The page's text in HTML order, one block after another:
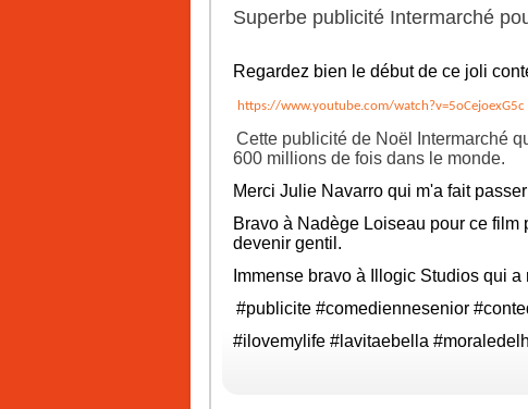
Superbe publicité Intermarché
Regardez bien le début de ce joli
https://www.youtube.com/watch?v=5oCejoexG5c
Cette publicité de Noël Intermarché
600 millions de fois dans le monde.
Merci Julie Navarro qui m'a fait
Bravo à Nadège Loiseau pour ce film
devenir gentil.
Immense bravo à Illogic Studios qui
#publicite #comediennesenior
#ilovemylife #lavitaebella